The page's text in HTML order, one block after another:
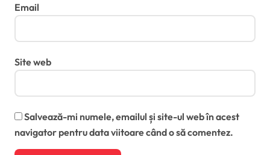
Email
Site web
Salvează-mi numele, emailul și site-ul web în acest
navigator pentru data viitoare când o să comentez.